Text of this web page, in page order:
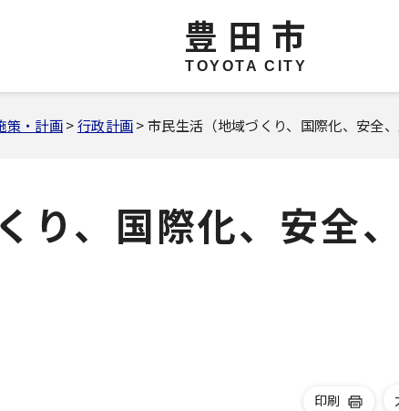
豊田市
TOYOTA CITY
策・計画>行政計画> 市民生活（地域づくり、国際化、安全、
り、国際化、安全
印刷